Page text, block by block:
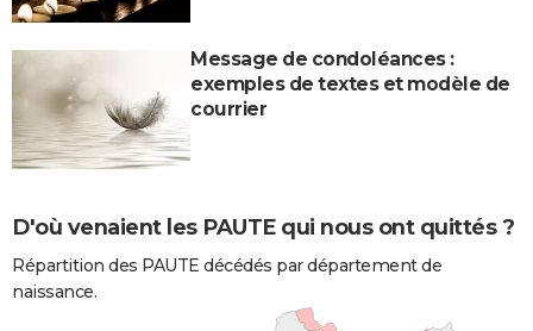
Message de condoléances :
exemples de textes et modèle de
courrier
D'où venaient les PAUTE qui nous ont quittés ?
Répartition des PAUTE décédés par département de
naissance.